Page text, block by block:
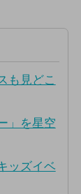
も見どこ
」を星空
ッズイベ